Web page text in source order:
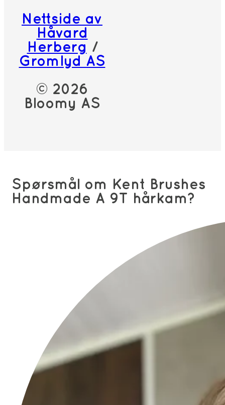
Nettside av
Håvard
Herberg /
Gromlyd AS
© 2026
Bloomy AS
Spørsmål om Kent Brushes
Handmade A 9T hårkam?